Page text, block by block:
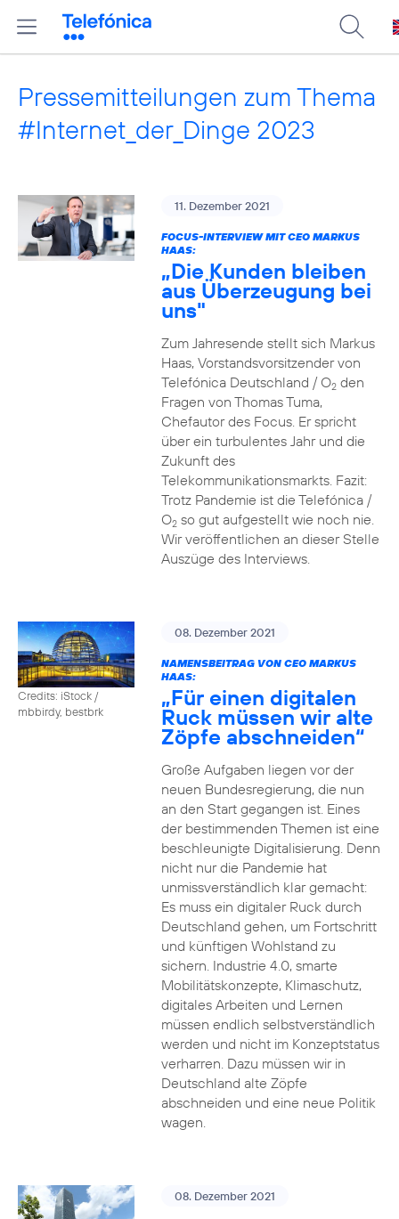
Pressemitteilungen zum Thema
#Internet_der_Dinge 2023
11. Dezember 2021
FOCUS-INTERVIEW MIT CEO MARKUS
HAAS:
„Die Kunden bleiben
aus Überzeugung bei
uns"
Zum Jahresende stellt sich Markus
Haas, Vorstandsvorsitzender von
Telefónica Deutschland / O2den
Fragen von Thomas Tuma,
Chefautor des Focus. Er spricht
über ein turbulentes Jahr und die
Zukunft des
Telekommunikationsmarkts. Fazit:
Trotz Pandemie ist die Telefónica /
O2so gut aufgestellt wie noch nie.
Wir veröffentlichen an dieser Stelle
Auszüge des Interviews.
Credits: iStock /
mbbirdy, bestbrk
08. Dezember 2021
NAMENSBEITRAG VON CEO MARKUS
HAAS:
„Für einen digitalen
Ruck müssen wir alte
Zöpfe abschneiden“
Große Aufgaben liegen vor der
neuen Bundesregierung, die nun
an den Start gegangen ist. Eines
der bestimmenden Themen ist eine
beschleunigte Digitalisierung. Denn
nicht nur die Pandemie hat
unmissverständlich klar gemacht:
Es muss ein digitaler Ruck durch
Deutschland gehen, um Fortschritt
und künftigen Wohlstand zu
sichern. Industrie 4.0, smarte
Mobilitätskonzepte, Klimaschutz,
digitales Arbeiten und Lernen
müssen endlich selbstverständlich
werden und nicht im Konzeptstatus
verharren. Dazu müssen wir in
Deutschland alte Zöpfe
abschneiden und eine neue Politik
wagen.
08. Dezember 2021